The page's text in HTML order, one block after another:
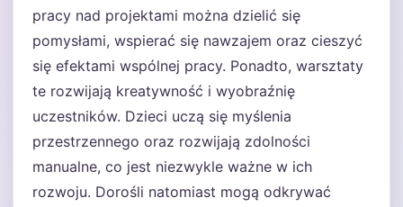
pracy nad projektami można dzielić się
pomysłami, wspierać się nawzajem oraz cieszyć
się efektami wspólnej pracy. Ponadto, warsztaty
te rozwijają kreatywność i wyobraźnię
uczestników. Dzieci uczą się myślenia
przestrzennego oraz rozwijają zdolności
manualne, co jest niezwykle ważne w ich
rozwoju. Dorośli natomiast mogą odkrywać